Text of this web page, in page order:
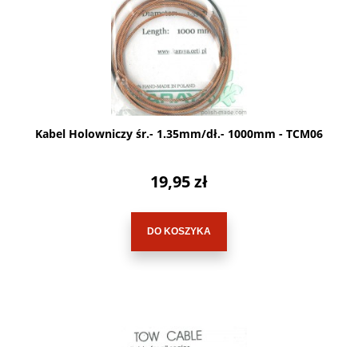
Kabel Holowniczy śr.- 1.35mm/dł.- 1000mm - TCM06
19,95 zł
DO KOSZYKA